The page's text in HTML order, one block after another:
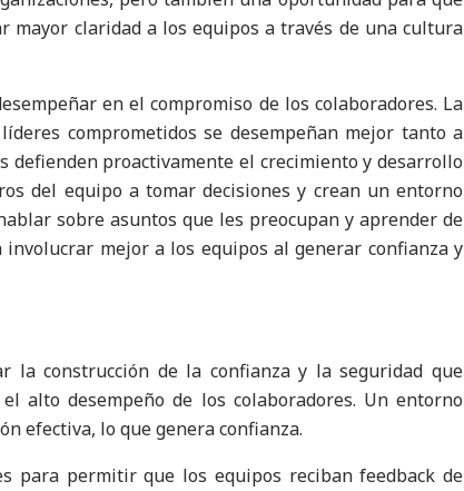
claridad a los equipos a través de una cultura
en el compromiso de los colaboradores. La
comprometidos se desempeñan mejor tanto a
defienden proactivamente el crecimiento y desarrollo
del equipo a tomar decisiones y crean un entorno
sobre asuntos que les preocupan y aprender de
mejor a los equipos al generar confianza y
construcción de la confianza y la seguridad que
alto desempeño de los colaboradores. Un entorno
efectiva, lo que genera confianza.
para permitir que los equipos reciban feedback de